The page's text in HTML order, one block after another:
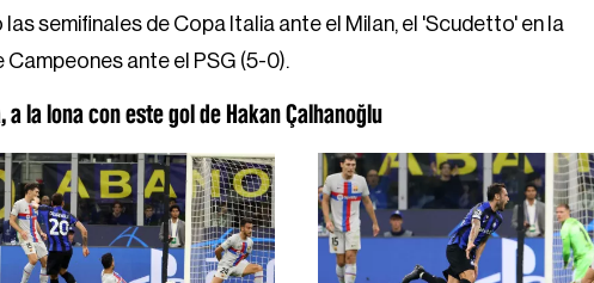
semifinales de Copa Italia ante el Milan, el 'Scudetto' en la
Campeones ante el PSG (5-0).
a la lona con este gol de Hakan Çalhanoğlu